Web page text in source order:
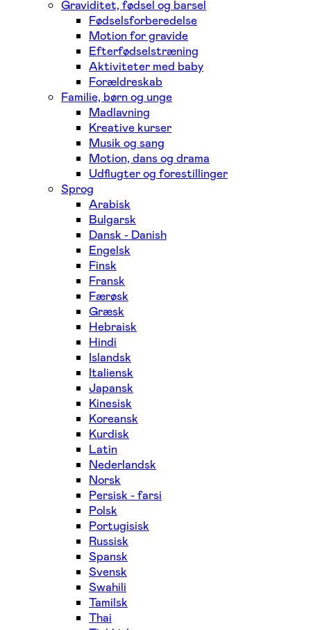
Graviditet, fødsel og barsel
Fødselsforberedelse
Motion for gravide
Efterfødselstræning
Aktiviteter med baby
Forældreskab
Familie, børn og unge
Madlavning
Kreative kurser
Musik og sang
Motion, dans og drama
Udflugter og forestillinger
Sprog
Arabisk
Bulgarsk
Dansk - Danish
Engelsk
Finsk
Fransk
Færøsk
Græsk
Hebraisk
Hindi
Islandsk
Italiensk
Japansk
Kinesisk
Koreansk
Kurdisk
Latin
Nederlandsk
Norsk
Persisk - farsi
Polsk
Portugisisk
Russisk
Spansk
Svensk
Swahili
Tamilsk
Thai